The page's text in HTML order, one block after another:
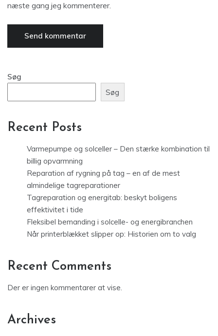
næste gang jeg kommenterer.
Søg
Søg
Recent Posts
Varmepumpe og solceller – Den stærke kombination til
billig opvarmning
Reparation af rygning på tag – en af de mest
almindelige tagreparationer
Tagreparation og energitab: beskyt boligens
effektivitet i tide
Fleksibel bemanding i solcelle- og energibranchen
Når printerblækket slipper op: Historien om to valg
Recent Comments
Der er ingen kommentarer at vise.
Archives